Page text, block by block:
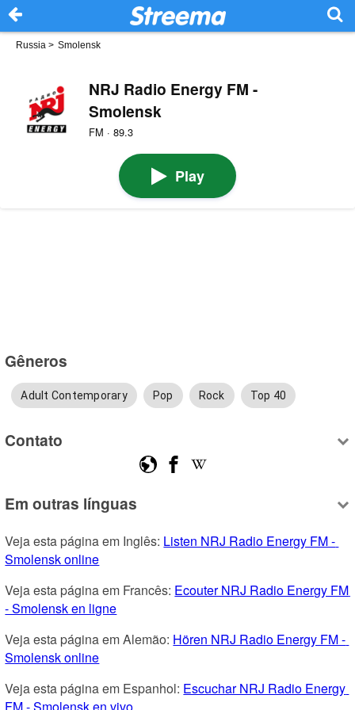
Russia > Smolensk
NRJ Radio Energy FM -
Smolensk
FM · 89.3
Play
Gêneros
Adult Contemporary Pop Rock Top 40
Contato
Em outras línguas
Veja esta página em Inglês: Listen NRJ Radio Energy FM -
Smolensk online
Veja esta página em Francês: Ecouter NRJ Radio Energy FM
- Smolensk en ligne
Veja esta página em Alemão: Hören NRJ Radio Energy FM -
Smolensk online
Veja esta página em Espanhol: Escuchar NRJ Radio Energy
FM - Smolensk en vivo